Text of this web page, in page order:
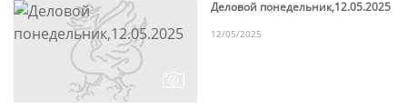
Деловой понедельник,12.05.2025
12/05/2025